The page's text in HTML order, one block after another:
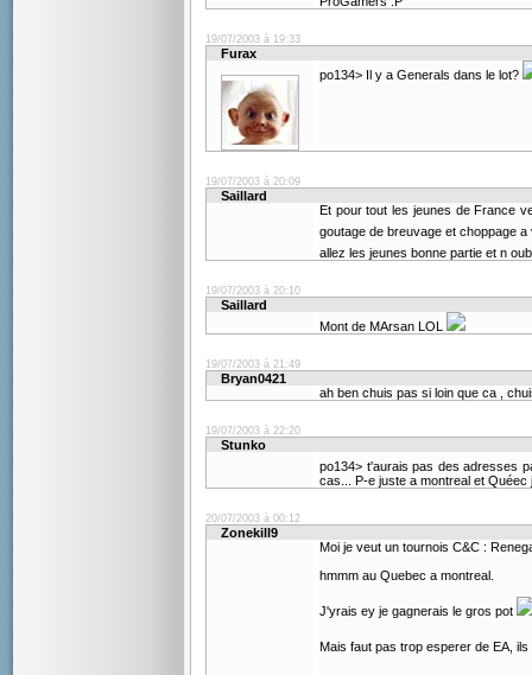
19/07/2003 à 19:33
Furax
po134> Il y a Generals dans le lot?
19/07/2003 à 20:09
Saillard
Et pour tout les jeunes de France
goutage de breuvage et choppage
allez les jeunes bonne partie et n
19/07/2003 à 20:10
Saillard
Mont de MArsan LOL
19/07/2003 à 21:49
Bryan0421
ah ben chuis pas si loin que ca ,
19/07/2003 à 22:20
Stunko
po134> t'aurais pas des adresses
cas... P-e juste a montreal et Quéec
20/07/2003 à 00:12
Zonekill9
Moi je veut un tournois C&C :
hmmm au Quebec a montreal.
J'yrais ey je gagnerais le gros pot
Mais faut pas trop esperer de EA,